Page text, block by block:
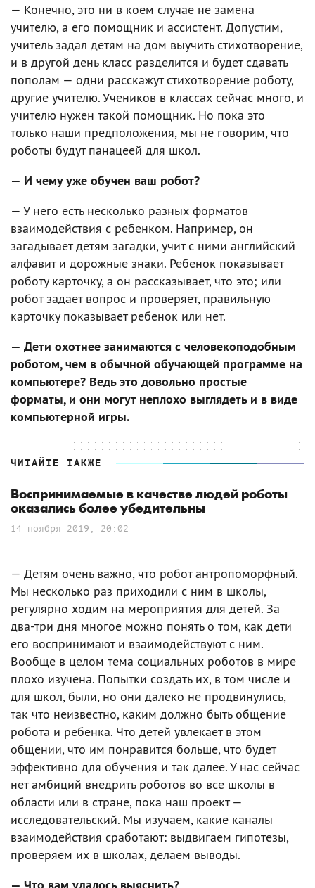
— Конечно, это ни в коем случае не замена
учителю, а его помощник и ассистент. Допустим,
учитель задал детям на дом выучить стихотворение,
и в другой день класс разделится и будет сдавать
пополам — одни расскажут стихотворение роботу,
другие учителю. Учеников в классах сейчас много, и
учителю нужен такой помощник. Но пока это
только наши предположения, мы не говорим, что
роботы будут панацеей для школ.
— И чему уже обучен ваш робот?
— У него есть несколько разных форматов
взаимодействия с ребенком. Например, он
загадывает детям загадки, учит с ними английский
алфавит и дорожные знаки. Ребенок показывает
роботу карточку, а он рассказывает, что это; или
робот задает вопрос и проверяет, правильную
карточку показывает ребенок или нет.
— Дети охотнее занимаются с человекоподобным
роботом, чем в обычной обучающей программе на
компьютере? Ведь это довольно простые
форматы, и они могут неплохо выглядеть и в виде
компьютерной игры.
ЧИТАЙТЕ ТАКЖЕ
Воспринимаемые в качестве людей роботы
оказались более убедительны
14 ноября 2019, 20:02
— Детям очень важно, что робот антропоморфный.
Мы несколько раз приходили с ним в школы,
регулярно ходим на мероприятия для детей. За
два-три дня многое можно понять о том, как дети
его воспринимают и взаимодействуют с ним.
Вообще в целом тема социальных роботов в мире
плохо изучена. Попытки создать их, в том числе и
для школ, были, но они далеко не продвинулись,
так что неизвестно, каким должно быть общение
робота и ребенка. Что детей увлекает в этом
общении, что им понравится больше, что будет
эффективно для обучения и так далее. У нас сейчас
нет амбиций внедрить роботов во все школы в
области или в стране, пока наш проект —
исследовательский. Мы изучаем, какие каналы
взаимодействия сработают: выдвигаем гипотезы,
проверяем их в школах, делаем выводы.
— Что вам удалось выяснить?